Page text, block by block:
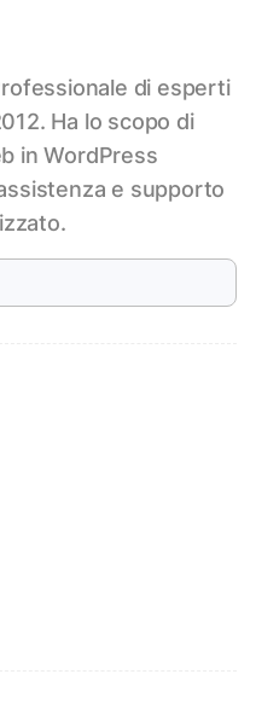
di esperti
Ha lo scopo di
in WordPress
e supporto